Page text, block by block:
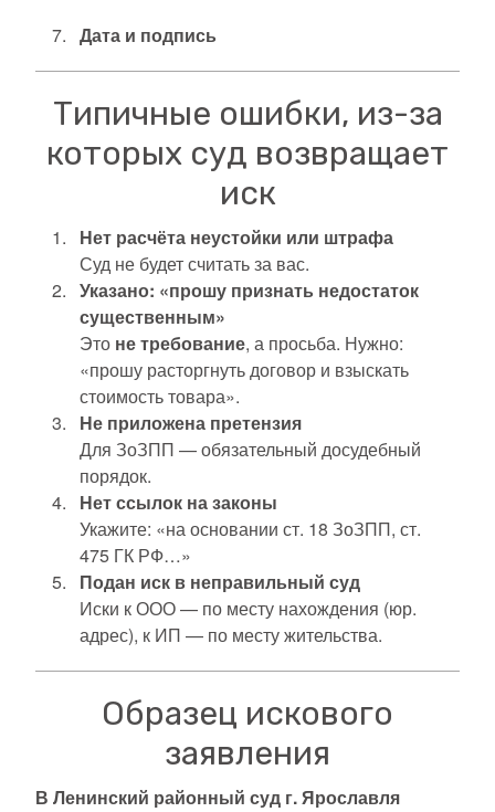
Дата и подпись
Типичные ошибки, из-за
которых суд возвращает
иск
Нет расчёта неустойки или штрафа
Суд не будет считать за вас.
Указано: «прошу признать недостаток
существенным»
Это не требование, а просьба. Нужно:
«прошу расторгнуть договор и взыскать
стоимость товара».
Не приложена претензия
Для ЗоЗПП — обязательный досудебный
порядок.
Нет ссылок на законы
Укажите: «на основании ст. 18 ЗоЗПП, ст.
475 ГК РФ…»
Подан иск в неправильный суд
Иски к ООО — по месту нахождения (юр.
адрес), к ИП — по месту жительства.
Образец искового
заявления
В Ленинский районный суд г. Ярославля